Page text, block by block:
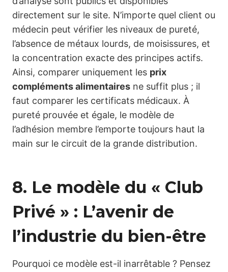
directement sur le site. N’importe quel client ou
médecin peut vérifier les niveaux de pureté,
l’absence de métaux lourds, de moisissures, et
la concentration exacte des principes actifs.
Ainsi, comparer uniquement les prix
compléments alimentaires ne suffit plus ; il
faut comparer les certificats médicaux. À
pureté prouvée et égale, le modèle de
l’adhésion membre l’emporte toujours haut la
main sur le circuit de la grande distribution.
8. Le modèle du « Club
Privé » : L’avenir de
l’industrie du bien-être
Pourquoi ce modèle est-il inarrêtable ? Pensez